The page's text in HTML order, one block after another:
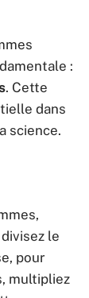
:
. Cette
dans
science.
le
pour
multipliez